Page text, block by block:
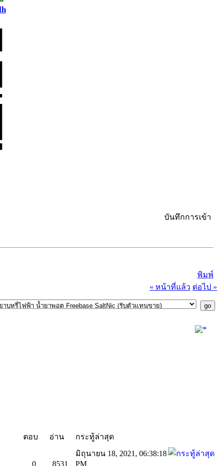
บันทึกการเข้า
พิมพ์
« หน้าที่แล้ว ต่อไป »
ตอบ อ่าน กระทู้ล่าสุด
0 8531
มิถุนายน 18, 2021, 06:38:18
PM